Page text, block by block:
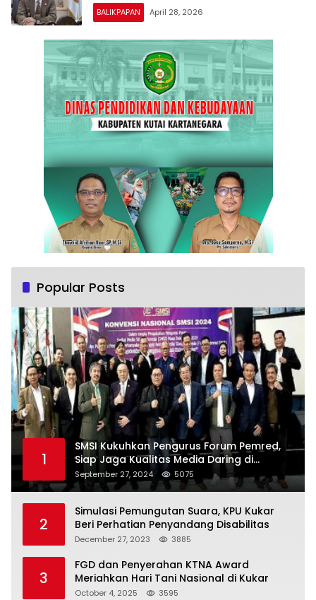
BALIKPAPAN April 28, 2026
Popular Posts
1
SMSI Kukuhkan Pengurus Forum Pemred,
Siap Jaga Kualitas Media Daring di
Indonesia
September 27, 2024 5075
2
Simulasi Pemungutan Suara, KPU Kukar
Beri Perhatian Penyandang Disabilitas
December 27, 2023 3885
3
FGD dan Penyerahan KTNA Award
Meriahkan Hari Tani Nasional di Kukar
October 4, 2025 3595